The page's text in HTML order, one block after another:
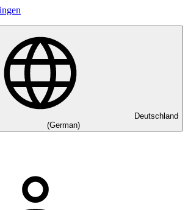
Deutschland
(German)